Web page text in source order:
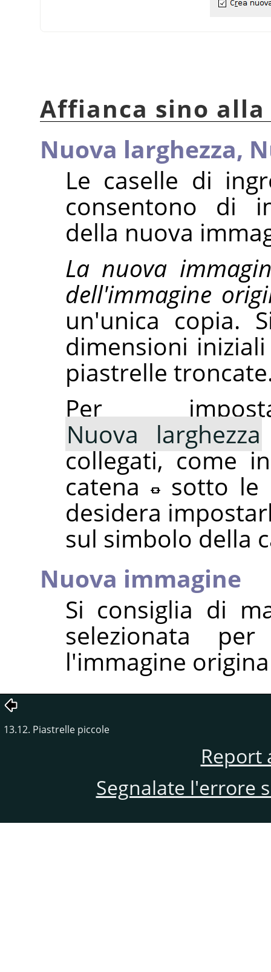
Affianca sino
Nuova larghezza,
Le caselle di
consentono di
della nuova
La nuova
dell'immagine
un'unica copia.
dimensioni
piastrelle
Per
Nuova larghezza
collegati, come
catena
sotto le
desidera
sul simbolo della
Nuova immagine
Si consiglia di
selezionata
l'immagine
13.12. Piastrelle piccole
Report
Segnalate l'errore